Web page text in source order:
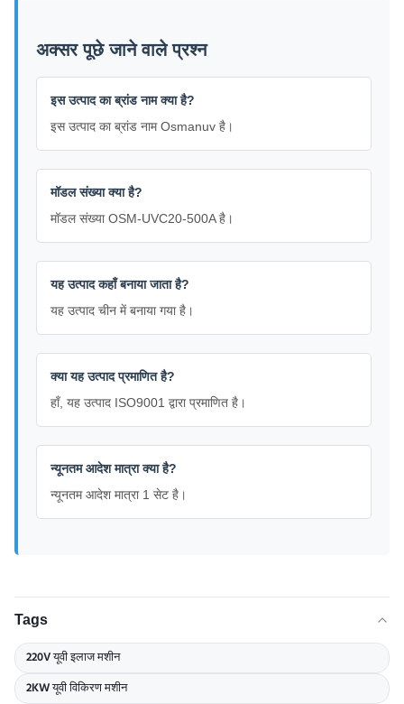
अक्सर पूछे जाने वाले प्रश्न
इस उत्पाद का ब्रांड नाम क्या है?
इस उत्पाद का ब्रांड नाम Osmanuv है।
मॉडल संख्या क्या है?
मॉडल संख्या OSM-UVC20-500A है।
यह उत्पाद कहाँ बनाया जाता है?
यह उत्पाद चीन में बनाया गया है।
क्या यह उत्पाद प्रमाणित है?
हाँ, यह उत्पाद ISO9001 द्वारा प्रमाणित है।
न्यूनतम आदेश मात्रा क्या है?
न्यूनतम आदेश मात्रा 1 सेट है।
Tags
220V यूवी इलाज मशीन
2KW यूवी विकिरण मशीन